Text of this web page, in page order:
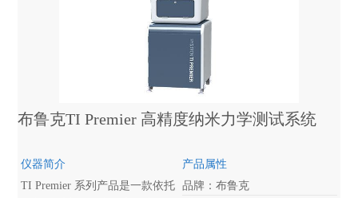
布鲁克TI Premier 高精度纳米力学测试系统
仪器简介
TI Premier 系列产品是一款依托
产品属性
品牌：布鲁克